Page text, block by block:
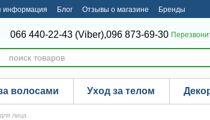
информация Блог Отзывы о магазине Бренды
066 440-22-43 (Viber),096 873-69-30
волосами Уход за телом
лица